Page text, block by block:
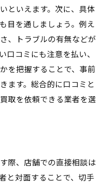
功事例紹介
化するための具体的な
活用する
却タイミング
ためのステップ
といえます。次に、具体
目を通しましょう。例え
、トラブルの有無などが
口コミにも注意を払い、
を把握することで、事前
ます。総合的に口コミと
取を依頼できる業者を選
際、店舗での直接相談は
と対面することで、切手